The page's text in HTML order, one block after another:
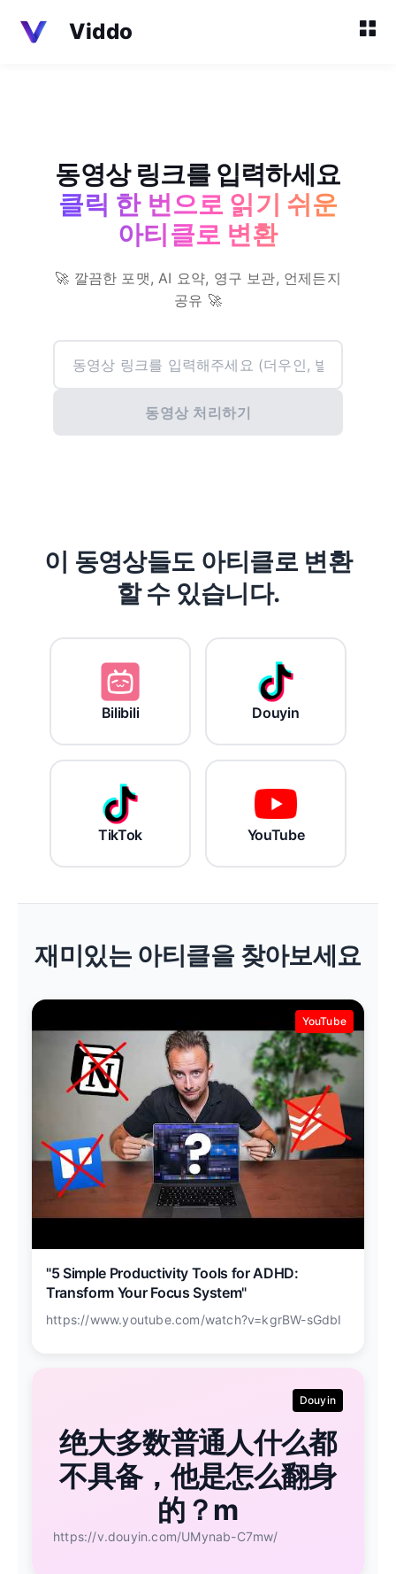
Viddo
동영상 링크를 입력하세요
클릭 한 번으로 읽기 쉬운
아티클로 변환
🚀 깔끔한 포맷, AI 요약, 영구 보관, 언제든지
공유 🚀
동영상 처리하기
이 동영상들도 아티클로 변환
할 수 있습니다.
Bilibili Douyin
TikTok YouTube
재미있는 아티클을 찾아보세요
YouTube
"5 Simple Productivity Tools for ADHD:
Transform Your Focus System"
https://www.youtube.com/watch?v=kgrBW-sGdbI
Douyin
绝大多数普通人什么都
不具备，他是怎么翻身
的？m
https://v.douyin.com/UMynab-C7mw/